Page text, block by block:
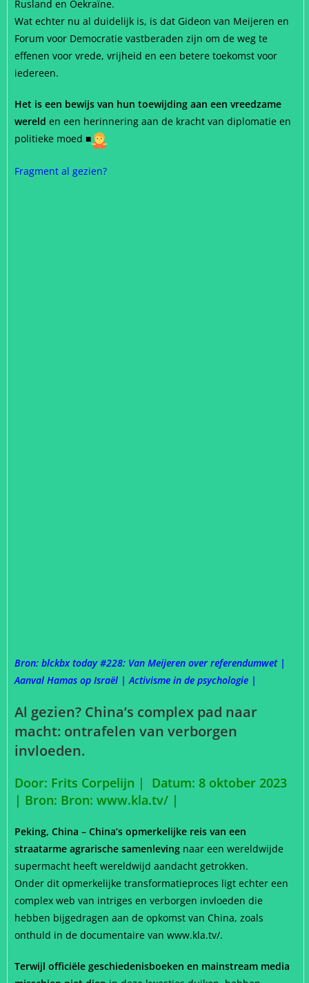
Rusland en Oekraïne.
Wat echter nu al duidelijk is, is dat Gideon van Meijeren en
Forum voor Democratie vastberaden zijn om de weg te
effenen voor vrede, vrijheid en een betere toekomst voor
iedereen.
Het is een bewijs van hun toewijding aan een vreedzame
wereld en een herinnering aan de kracht van diplomatie en
politieke moed.■
Fragment al gezien?
Bron: blckbx today #228: Van Meijeren over referendumwet |
Aanval Hamas op Israël | Activisme in de psychologie |
Al gezien? China’s complex pad naar
macht: ontrafelen van verborgen
invloeden.
Door: Frits Corpelijn | Datum: 8 oktober 2023
| Bron: Bron: www.kla.tv/ |
Peking, China – China’s opmerkelijke reis van een
straatarme agrarische samenleving naar een wereldwijde
supermacht heeft wereldwijd aandacht getrokken.
Onder dit opmerkelijke transformatieproces ligt echter een
complex web van intriges en verborgen invloeden die
hebben bijgedragen aan de opkomst van China, zoals
onthuld in de documentaire van www.kla.tv/.
Terwijl officiële geschiedenisboeken en mainstream media